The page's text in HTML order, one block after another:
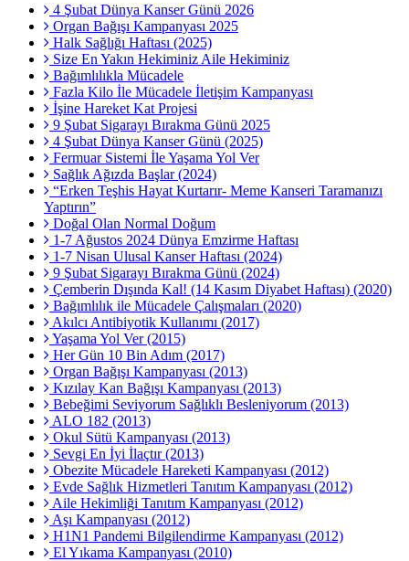
4 Şubat Dünya Kanser Günü 2026
Organ Bağışı Kampanyası 2025
Halk Sağlığı Haftası (2025)
Size En Yakın Hekiminiz Aile Hekiminiz
Bağımlılıkla Mücadele
Fazla Kilo İle Mücadele İletişim Kampanyası
İşine Hareket Kat Projesi
9 Şubat Sigarayı Bırakma Günü 2025
4 Şubat Dünya Kanser Günü (2025)
Fermuar Sistemi İle Yaşama Yol Ver
Sağlık Ağızda Başlar (2024)
“Erken Teşhis Hayat Kurtarır- Meme Kanseri Taramanızı
Yaptırın”
Doğal Olan Normal Doğum
1-7 Ağustos 2024 Dünya Emzirme Haftası
1-7 Nisan Ulusal Kanser Haftası (2024)
9 Şubat Sigarayı Bırakma Günü (2024)
Çemberin Dışında Kal! (14 Kasım Diyabet Haftası) (2020)
Bağımlılık ile Mücadele Çalışmaları (2020)
Akılcı Antibiyotik Kullanımı (2017)
Yaşama Yol Ver (2015)
Her Gün 10 Bin Adım (2017)
Organ Bağışı Kampanyası (2013)
Kızılay Kan Bağışı Kampanyası (2013)
Bebeğimi Seviyorum Sağlıklı Besleniyorum (2013)
ALO 182 (2013)
Okul Sütü Kampanyası (2013)
Sevgi En İyi İlaçtır (2013)
Obezite Mücadele Hareketi Kampanyası (2012)
Evde Sağlık Hizmetleri Tanıtım Kampanyası (2012)
Aile Hekimliği Tanıtım Kampanyası (2012)
Aşı Kampanyası (2012)
H1N1 Pandemi Bilgilendirme Kampanyası (2012)
El Yıkama Kampanyası (2010)